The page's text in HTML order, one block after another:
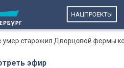
НАЦПРОЕКТЫ
умер старожил Дворцовой фермы
эфир